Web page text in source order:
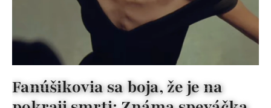
Fanúšikovia sa boja, že je na